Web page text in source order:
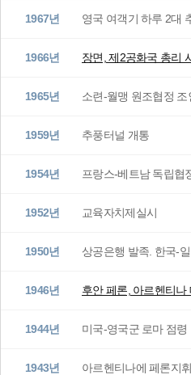
1967년 영국 여객기 하루 2대
1966년 장면, 제2공화국 총리
1965년 소련-월맹 원조협정 조
1959년 추풍터널 개통
1954년 프랑스-베트남 독립협
1952년 교육자치제실시
1950년 상공은행 발족. 한국-
1946년 후안 페론, 아르헨티나
1944년 미국-영국군 로마 점령
1943년 아르헨티나에 페론지